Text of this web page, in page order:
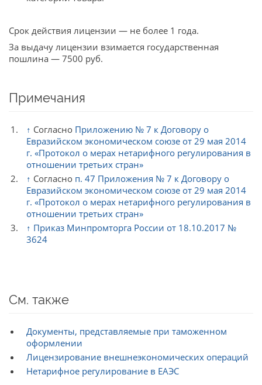
Срок действия лицензии — не более 1 года.
За выдачу лицензии взимается государственная
пошлина — 7500 руб.
Примечания
↑ Согласно Приложению № 7 к Договору о
Евразийском экономическом союзе от 29 мая 2014
г. «Протокол о мерах нетарифного регулирования в
отношении третьих стран»
↑ Согласно п. 47 Приложения № 7 к Договору о
Евразийском экономическом союзе от 29 мая 2014
г. «Протокол о мерах нетарифного регулирования в
отношении третьих стран»
↑ Приказ Минпромторга России от 18.10.2017 №
3624
См. также
Документы, представляемые при таможенном
оформлении
Лицензирование внешнеэкономических операций
Нетарифное регулирование в ЕАЭС